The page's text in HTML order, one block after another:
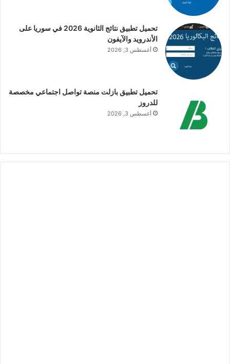
تحميل تطبيق نتائج الثانوية 2026 في سوريا على
الأندرويد والآيفون
أغسطس 3, 2026
تحميل تطبيق بازلت منصة تواصل اجتماعي مخصصة
للدروز
أغسطس 3, 2026